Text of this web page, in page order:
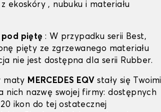
ekoskóry , nubuku i materiału
pod piętę : W przypadku serii Best,
pięty ze zgrzewanego materiału
nie jest dostępna dla serii Rubber.
maty MERCEDES EQV stały się Twoimi
nich nazwę swojej firmy: dostępnych
ikon do tej ostatecznej